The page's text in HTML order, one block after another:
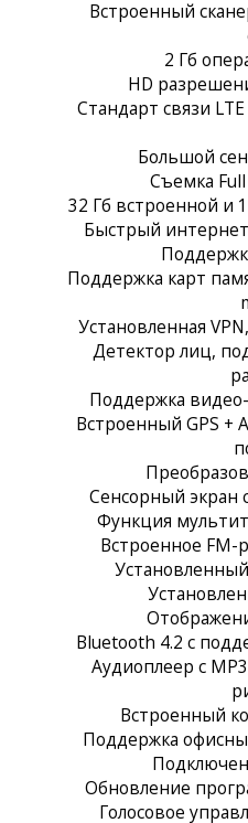
Встроенный
2 Гб
HD
Стандарт связи
Большой
Съемка
32 Гб встроенной и
Быстрый
Поддержка карт
Установленная
Детектор лиц,
Поддержка
Встроенный GPS +
Сенсорный экран
Функция
Встроенное FM-
Bluetooth 4.2 с
Аудиоплеер с
Встроенный
Поддержка
Обновление
Голосовое